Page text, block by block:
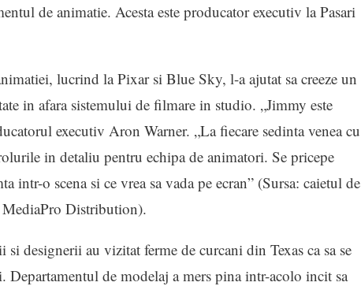
de animatie. Acesta este producator executiv la Pasari
lucrind la Pixar si Blue Sky, l-a ajutat sa creeze un
in afara sistemului de filmare in studio. „Jimmy este
executiv Aron Warner. „La fiecare sedinta venea cu
in detaliu pentru echipa de animatori. Se pricepe
intr-o scena si ce vrea sa vada pe ecran” (Sursa: caietul de
Distribution).
designerii au vizitat ferme de curcani din Texas ca sa se
de modelaj a mers pina intr-acolo incit sa